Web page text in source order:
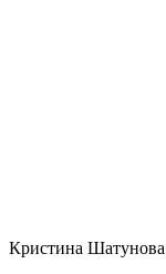
Кристина Шатунова